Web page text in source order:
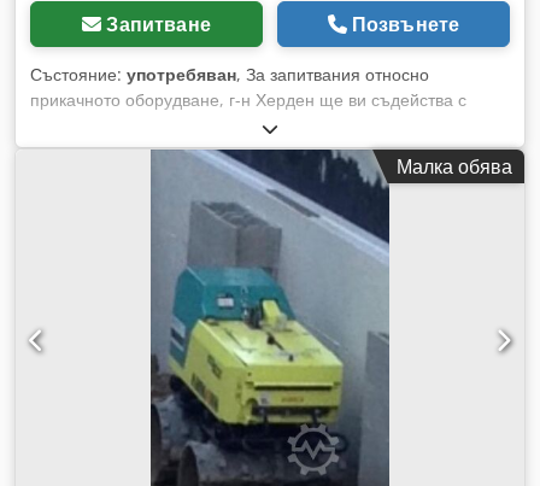
Запитване Позвънете
Състояние: употребяван, За запитвания относно
прикачното оборудване, г-н Херден ще ви съдейства с
удоволствие (на тел.). Djdpfx Adjznhgfjxskr Ammann
Rammax RAV 1000-P прикачен уплътнител / включително
OilQuick OQ65 / включително ротационен мотор / 18 – 40
тона / година на производство приблизително 2007 – за
съжаление, вече няма табелка с модела / наличност и
незабавна наличност Цена: 12 890,00 € нето / 15 339,10 €
бруто - Обща дължина (мм): 1226 - Обща ширина (мм): 880
- Необходимо количество масло за вибрация (л/мин): 130 -
Работно тегло (кг): 1365 - Честота (Hz): 30 - Уплътнителна
сила (kN): 110 - Препоръчителен размер на носещото
устройство (тона): 18 - 40 Оборудване: - включително
OilQuick OQ65 захват - включително ротационен мотор В
нашия склад разполагаме с много голям избор от различни
прикачни устройства, които са наличен и могат да бъдат
доставени незабавно! Г-н Херден (тел.) ще ви съдейства с
Малка обява